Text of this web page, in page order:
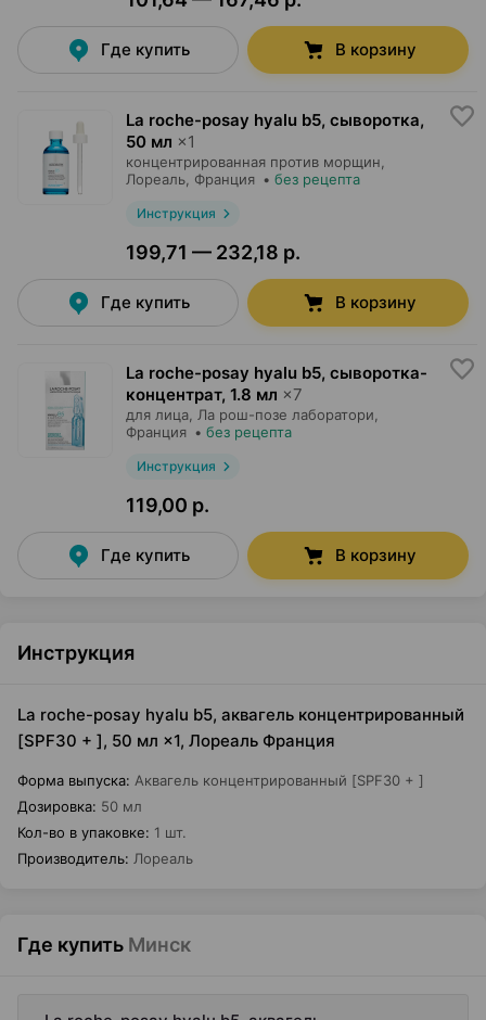
Где купить В корзину
La roche-posay hyalu b5, сыворотка,
50 мл ×1
концентрированная против морщин,
Лореаль , Франция • без рецепта
Инструкция
199,71 — 232,18 р.
Где купить В корзину
La roche-posay hyalu b5, сыворотка-
концентрат, 1.8 мл ×7
для лица, Ла рош-позе лаборатори
Франция • без рецепта
Инструкция
119,00 р.
Где купить В корзину
Инструкция
La roche-posay hyalu b5, аквагель концентрированный
[SPF30 + ], 50 мл ×1, Лореаль Франция
Форма выпуска: Аквагель концентрированный [SPF30 + ]
Дозировка: 50 мл
Кол-во в упаковке: 1 шт.
Производитель: Лореаль
Где купить Минск